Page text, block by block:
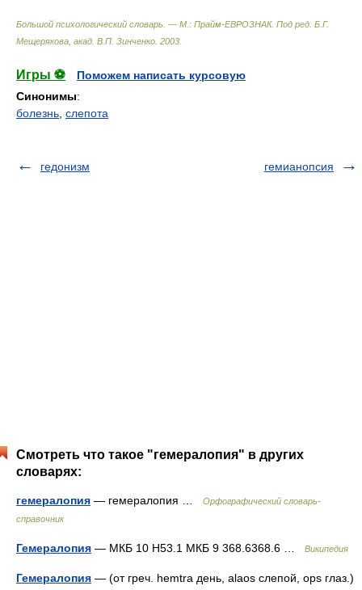
Большой психологический словарь. — М.: Прайм-ЕВРОЗНАК. Под ред. Б.Г.
Мещерякова, акад. В.П. Зинченко 2003
Игры ⚽
Поможем написать курсовую
Синонимы:
болезнь слепота
гедонизм гемианопсия
Смотреть что такое "гемералопия" в других
словарях:
гемералопия — гемералопия …
Орфографический словарь-
справочник
Гемералопия — МКБ 10 H53.1 МКБ 9 368.6368.6 … Википедия
Гемералопия — (от греч. hemtra день, аlаos слепой, ops глаз.)